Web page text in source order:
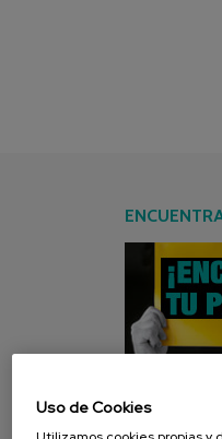
Uso de Cookies